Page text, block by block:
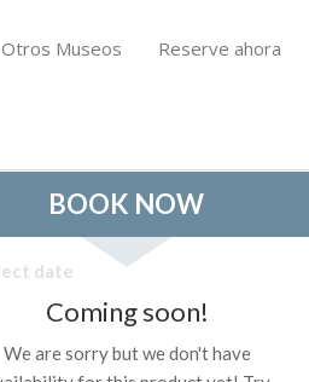
Otros Museos Reserve ahora